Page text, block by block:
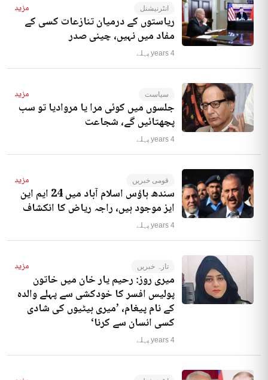
انٹرنیشنل مزید
ریاستوں کے درمیان تنازعات کسی کے
مفاد میں نہیں، چینی صدر
4 years پہلے
سیاست مزید
جلسوں میں کوئی مرا یا مروادیا تو سب
پچھتائیں گے، شجاعت
4 years پہلے
قومی خبریں مزید
سندھ ہاؤس اسلام آباد میں 24 ایم این
ایز موجود ہیں، راجہ ریاض کا انکشاف
4 years پہلے
تازہ خبریں مزید
میری روز: رحیم یار خان میں خاتون
پولیس افسر کا خودکشی سے پہلے والدہ
کے نام پیغام، ’میری بیٹیوں کی شادی
کسی انسان سے کرنا‘
4 years پہلے